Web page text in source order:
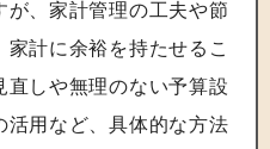
、家計管理の工夫や節
計に余裕を持たせるこ
直しや無理のない予算設
活用など、具体的な方法